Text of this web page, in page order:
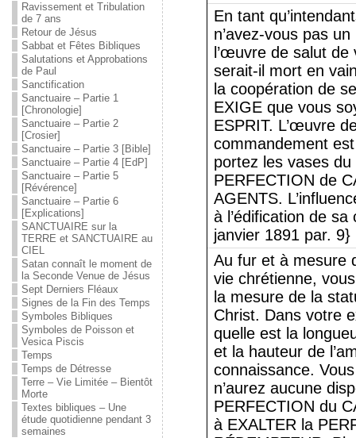
Ravissement et Tribulation
de 7 ans
Retour de Jésus
Sabbat et Fêtes Bibliques
Salutations et Approbations
de Paul
Sanctification
Sanctuaire – Partie 1
[Chronologie]
Sanctuaire – Partie 2
[Crosier]
Sanctuaire – Partie 3 [Bible]
Sanctuaire – Partie 4 [EdP]
Sanctuaire – Partie 5
[Révérence]
Sanctuaire – Partie 6
[Explications]
SANCTUAIRE sur la
TERRE et SANCTUAIRE au
CIEL
Satan connaît le moment de
la Seconde Venue de Jésus
Sept Derniers Fléaux
Signes de la Fin des Temps
Symboles Bibliques
Symboles de Poisson et
Vesica Piscis
Temps
Temps de Détresse
Terre – Vie Limitée – Bientôt
Morte
Textes bibliques – Une
étude quotidienne pendant 3
semaines
En tant
n’avez-vous pas
l’œuvre de salut
serait-il mort en
la coopération de
EXIGE que vous
ESPRIT. L’œuvre
commandement
portez les vases
PERFECTION de
AGENTS.
à l’édification de
janvier 1891 par. 9}
Au fur et à mesure
vie chrétienne,
la mesure de la
Christ. Dans votre
quelle est la
et la hauteur de
connaissance.
n’aurez aucune
PERFECTION du
à EXALTER la